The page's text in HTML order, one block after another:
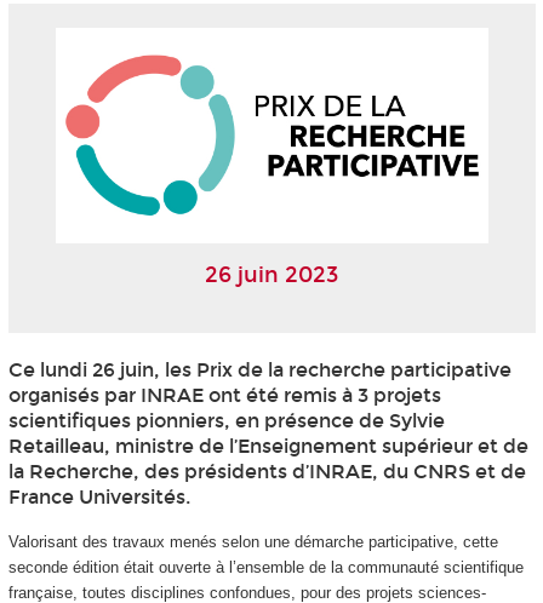
26 juin 2023
Ce lundi 26 juin, les Prix de la recherche participative
organisés par INRAE ont été remis à 3 projets
scientifiques pionniers, en présence de Sylvie
Retailleau, ministre de l’Enseignement supérieur et de
la Recherche, des présidents d’INRAE, du CNRS et de
France Universités.
Valorisant des travaux menés selon une démarche participative, cette
seconde édition était ouverte à l’ensemble de la communauté scientifique
française, toutes disciplines confondues, pour des projets sciences-